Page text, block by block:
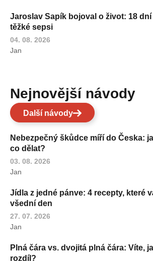
Jaroslav Sapík bojoval o život: 18 dní
těžké sepsi
04. 08. 2026
Jan
Nejnovější návody
Další návody
Nebezpečný škůdce míří do Česka:
co dělat?
03. 08. 2026
Jan
Jídla z jedné pánve: 4 recepty, které
všední den
27. 07. 2026
Jan
Plná čára vs. dvojitá plná čára: Víte,
rozdíl?